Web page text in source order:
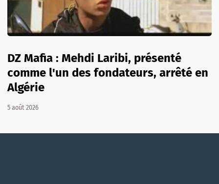
DZ Mafia : Mehdi Laribi, présenté
comme l'un des fondateurs, arrêté en
Algérie
5 août 2026